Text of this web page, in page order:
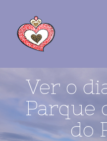
Ver o
Parque
do